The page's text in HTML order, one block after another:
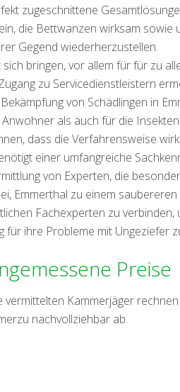
zugeschnittene
die Bettwanzen wirksam
Gegend wiederherzustellen.
bringen, vor allem für für zu
zu Servicedienstleistern
von Schädlingen in
als auch für die
dass die Verfahrensweise
einer umfangreiche
von Experten, die
Emmerthal zu einem
Fachexperten zu
für ihre Probleme mit Ungeziefer
Preise
vermittelten Kammerjäger rechnen
nachvollziehbar ab.